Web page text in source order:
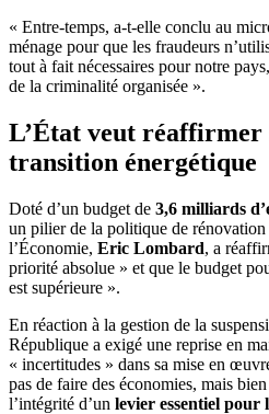
« Entre-temps, a-t-elle conclu au
ménage pour que les fraudeurs
tout à fait nécessaires pour notre
de la criminalité organisée ».
L’État veut réaffirmer
transition énergétique
Doté d’un budget de 3,6 milliards
un pilier de la politique de
l’Économie, Eric Lombard, a
priorité absolue » et que le budget
est supérieure ».
En réaction à la gestion de la
République a exigé une reprise en
« incertitudes » dans sa mise en
pas de faire des économies, mais
l’intégrité d’un levier essentiel pour